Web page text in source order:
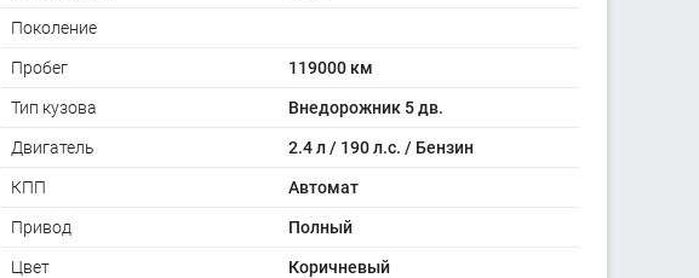
Поколение
Пробег 119000 км
Тип кузова Внедорожник 5 дв.
Двигатель 2.4 л / 190 л.с. / Бензин
КПП Автомат
Привод Полный
Цвет Коричневый